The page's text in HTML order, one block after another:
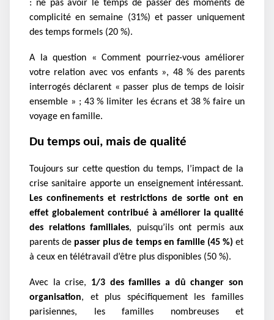
: ne pas avoir le temps de passer des moments de
complicité en semaine (31%) et passer uniquement
des temps formels (20 %).
A la question « Comment pourriez-vous améliorer
votre relation avec vos enfants », 48 % des parents
interrogés déclarent « passer plus de temps de loisir
ensemble » ; 43 % limiter les écrans et 38 % faire un
voyage en famille.
Du temps oui, mais de qualité
Toujours sur cette question du temps, l’impact de la
crise sanitaire apporte un enseignement intéressant.
Les confinements et restrictions de sortie ont en
effet globalement contribué à améliorer la qualité
des relations familiales,
puisqu’ils ont permis aux
parents de passer plus de temps en famille (45 %) et
à ceux en télétravail d’être plus disponibles (50 %).
Avec la crise, 1/3 des familles a dû changer son
organisation, et plus spécifiquement les familles
parisiennes, les familles nombreuses et